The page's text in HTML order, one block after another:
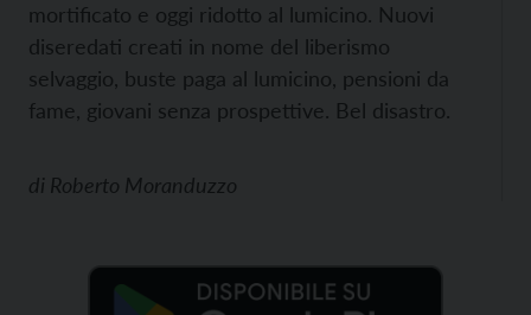
mortificato e oggi ridotto al lumicino. Nuovi
diseredati creati in nome del liberismo
selvaggio, buste paga al lumicino, pensioni da
fame, giovani senza prospettive. Bel disastro.
di Roberto Moranduzzo